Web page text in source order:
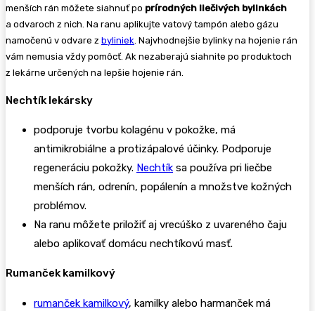
menších rán môžete siahnuť po prírodných liečivých bylinkách
a odvaroch z nich. Na ranu aplikujte vatový tampón alebo gázu
namočenú v odvare z byliniek . Najvhodnejšie bylinky na hojenie rán
vám nemusia vždy pomôcť. Ak nezaberajú siahnite po produktoch
z lekárne určených na lepšie hojenie rán.
Nechtík lekársky
podporuje tvorbu kolagénu v pokožke, má
antimikrobiálne a protizápalové účinky. Podporuje
regeneráciu pokožky. Nechtík sa používa pri liečbe
menších rán, odrenín, popálenín a množstve kožných
problémov.
Na ranu môžete priložiť aj vrecúško z uvareného čaju
alebo aplikovať domácu nechtíkovú masť.
Rumanček kamilkový
rumanček kamilkový, kamilky alebo harmanček má